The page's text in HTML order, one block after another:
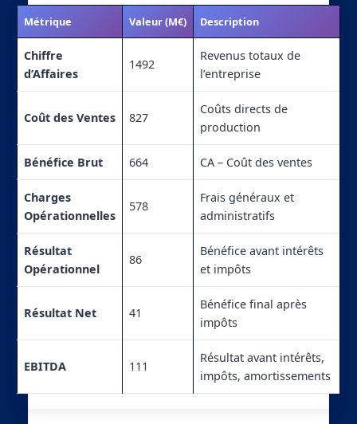
Métrique Valeur (M€) Description
Chiffre
d’Affaires
1492
Revenus totaux de
l’entreprise
Coût des Ventes 827
Coûts directs de
production
Bénéfice Brut 664 CA – Coût des ventes
Charges
Opérationnelles
578
Frais généraux et
administratifs
Résultat
Opérationnel
86
Bénéfice avant intérêts
et impôts
Résultat Net 41
Bénéfice final après
impôts
EBITDA 111
Résultat avant intérêts,
impôts, amortissements